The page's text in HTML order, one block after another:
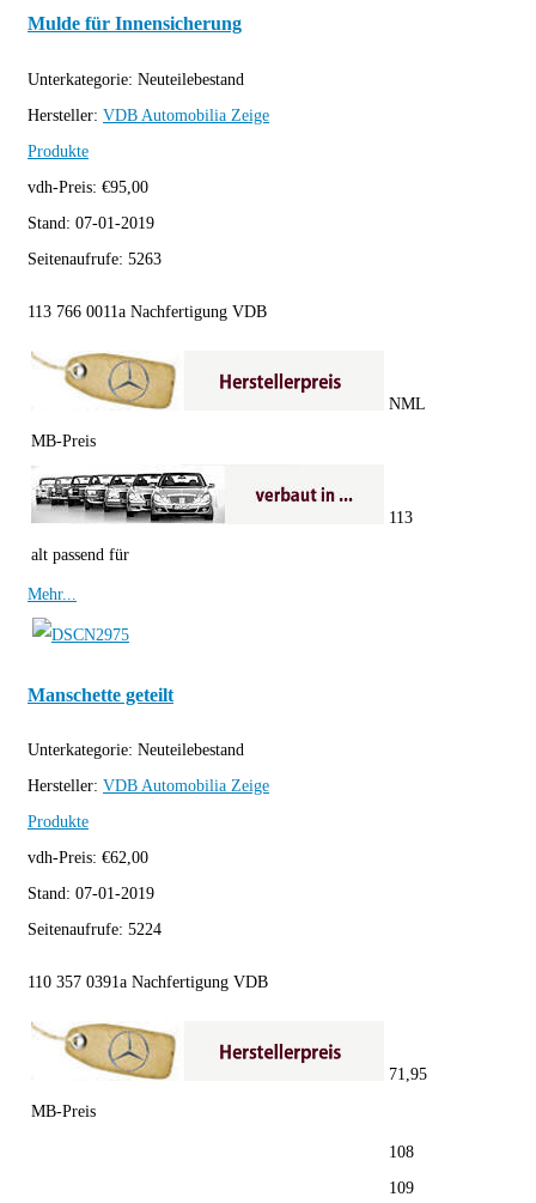
Mulde für Innensicherung
Unterkategorie: Neuteilebestand
Hersteller: VDB Automobilia Zeige
Produkte
vdh-Preis: €95,00
Stand: 07-01-2019
Seitenaufrufe: 5263
113 766 0011a Nachfertigung VDB
MB-Preis
NML
alt passend für
113
Mehr...
Manschette geteilt
Unterkategorie: Neuteilebestand
Hersteller: VDB Automobilia Zeige
Produkte
vdh-Preis: €62,00
Stand: 07-01-2019
Seitenaufrufe: 5224
110 357 0391a Nachfertigung VDB
MB-Preis
71,95
108
109